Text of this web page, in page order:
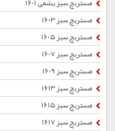
مستربچ سبز 1603
مستربچ سبز 1605
مستربچ سبز 1607
مستربچ سبز 1609
مستربچ سبز 1613
مستربچ سبز 1615
مستربچ سبز 1617